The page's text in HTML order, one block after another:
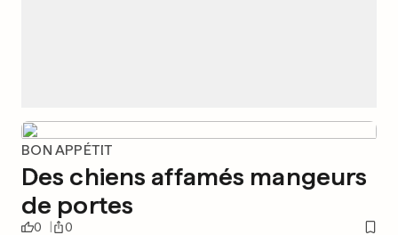
BON APPÉTIT
Des chiens affamés mangeurs
de portes
0 0